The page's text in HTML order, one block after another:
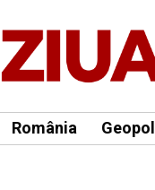
România